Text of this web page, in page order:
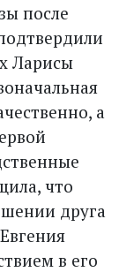
после
Ларисы
а
что
друга
в его